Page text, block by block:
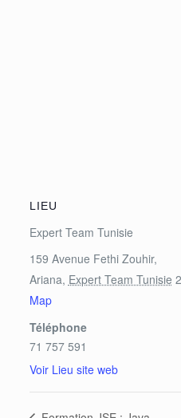
LIEU
Expert Team Tunisie
159 Avenue Fethi Zouhir,
Ariana, Expert Team Tunisie
Map
Téléphone
71 757 591
Voir Lieu site web